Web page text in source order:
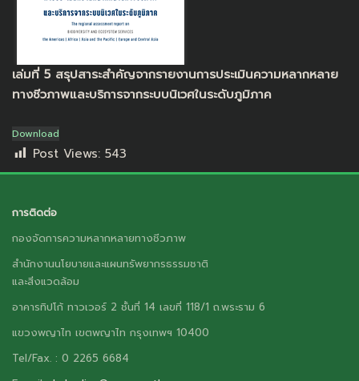
เล่มที่ 5 สรุปสาระสำคัญจากรายงานการประเมินความหลากหลาย
ทางชีวภาพและบริการจากระบบนิเวศในระดับภูมิภาค
Download
Post Views: 543
การติดต่อ
กองจัดการความหลากหลายทางชีวภาพ
สำนักงานนโยบายและแผนทรัพยากรธรรมชาติ
และสิ่งแวดล้อม
อาคารทิปโก้ ทาวเวอร์ 2 ชั้นที่ 14 เลขที่ 118/1 ถ.พระราม 6
แขวงพญาไท เขตพญาไท กรุงเทพฯ 10400
Tel/Fax. : 0 2265 6684